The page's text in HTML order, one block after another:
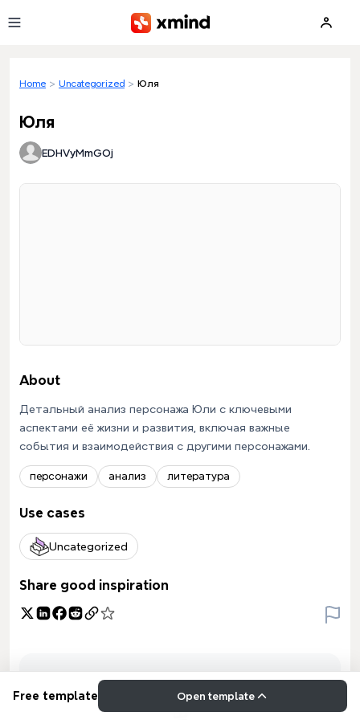
Home > Uncategorized > Юля
Юля
EDHVyMmGOj
About
Детальный анализ персонажа Юли с ключевыми
аспектами её жизни и развития, включая важные
события и взаимодействия с другими персонажами.
персонажи анализ литература
Use cases
Uncategorized
Share good inspiration
Free template Open template